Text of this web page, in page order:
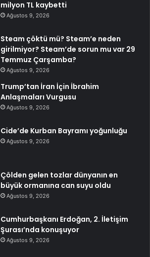
milyon TL kaybetti
Ağustos 9, 2026
Steam çöktü mü? Steam’e neden
girilmiyor? Steam’de sorun mu var 29
Temmuz Çarşamba?
Ağustos 9, 2026
Trump’tan İran İçin İbrahim
Anlaşmaları Vurgusu
Ağustos 9, 2026
Cide’de Kurban Bayramı yoğunluğu
Ağustos 9, 2026
Çölden gelen tozlar dünyanın en
büyük ormanına can suyu oldu
Ağustos 9, 2026
Cumhurbaşkanı Erdoğan, 2. İletişim
Şurası’nda konuşuyor
Ağustos 9, 2026